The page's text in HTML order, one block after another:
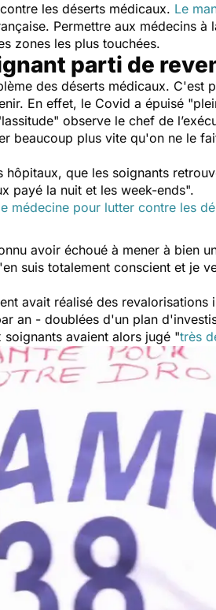
les déserts médicaux. Le
Permettre aux médecins à
zones les plus touchées.
parti de
des déserts médicaux. C'est
En effet, le Covid a épuisé
lassitude" observe le chef de
beaucoup plus vite qu'on ne le
que les soignants
payé la nuit et les week-ends".
médecine pour lutter contre les
avoir échoué à mener à bien
suis totalement conscient et je
avait réalisé des revalorisations
an - doublées d'un plan
avaient alors jugé "très